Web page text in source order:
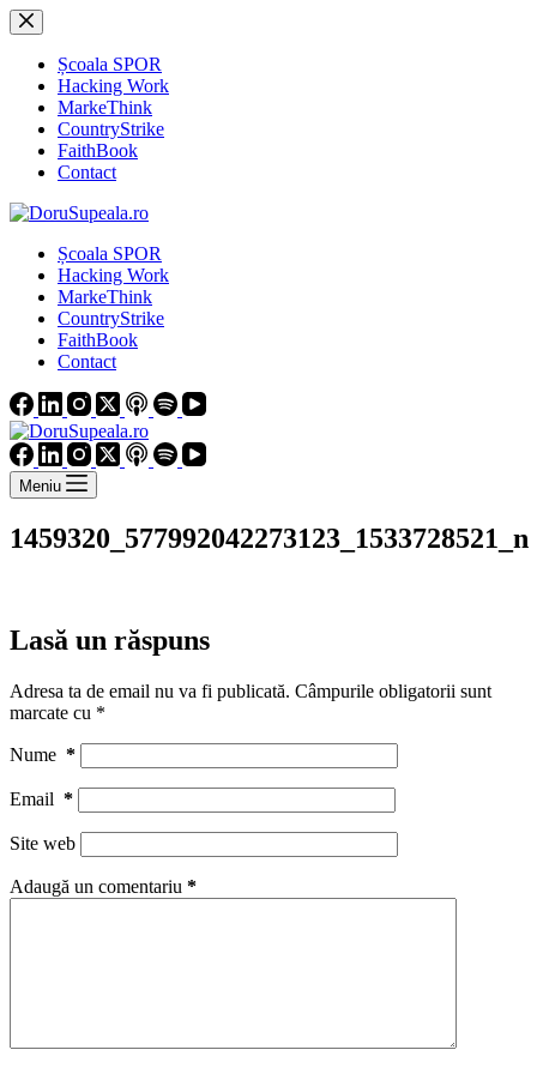
Sari
la
conținutȘcoala SPOR
Hacking Work
MarkeThink
CountryStrike
FaithBook
Contact
Școala SPOR
Hacking Work
MarkeThink
CountryStrike
FaithBook
Contact
Meniu
1459320_577992042273123_1533728521_n
Lasă un răspuns
Adresa ta de email nu va fi publicată. Câmpurile obligatorii sunt
marcate cu *
Nume *
Email *
Site web
Adaugă un comentariu *